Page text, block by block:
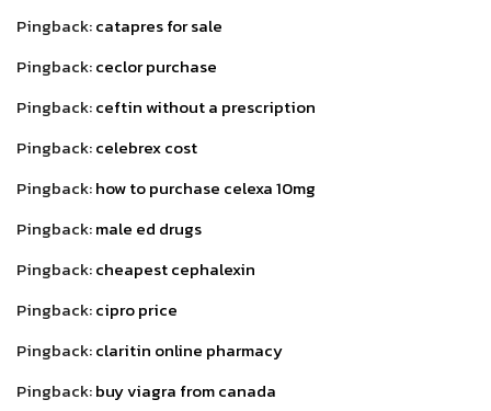
Pingback:catapres for sale
Pingback:ceclor purchase
Pingback:ceftin without a prescription
Pingback:celebrex cost
Pingback:how to purchase celexa 10mg
Pingback:male ed drugs
Pingback:cheapest cephalexin
Pingback:cipro price
Pingback:claritin online pharmacy
Pingback:buy viagra from canada